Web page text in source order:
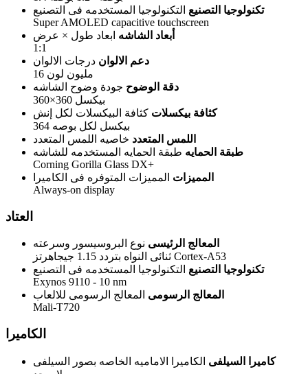
تكنولوجيا التصنيع التكنولوجيا المستخدمه فى التصنيع
Super AMOLED capacitive touchscreen
أبعاد الشاشه ابعاد طول × عرض
1:1
دعم الالوان درجات الالوان
16 مليون لون
دقة الوضوح جودة وضوح الشاشه
360×360 بيكسل
كثافة بيكسلات كثافة البيكسلات لكل إنش
364 بيكسل لكل بوصه
اللمس المتعدد خاصيه اللمس المتعدد
طبقة الحمايه طبقة الحمايه المستخدمه للشاشه
Corning Gorilla Glass DX+
المميزات المميزات المتوفره فى الكاميرا
Always-on display
العتاد
المعالج الرئيسى نوع البروسيسور وسرعته
ثنائى النواه بتردد 1.15 جيجاهرتز Cortex-A53
تكنولوجيا التصنيع التكنولوجيا المستخدمه فى التصنيع
Exynos 9110 - 10 nm
المعالج الرسومى المعالج الرسومى للالعاب
Mali-T720
الكاميرا
كاميرا السيلفى الكاميرا الاماميه الخاصه بصور السيلفى